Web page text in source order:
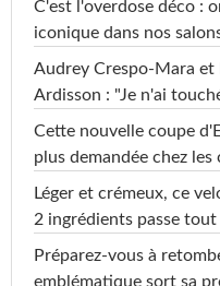
C'est l'overdose déco :
iconique dans nos
Audrey Crespo-Mara
Ardisson : "Je n'ai
Cette nouvelle coupe
plus demandée chez
Léger et crémeux, ce
2 ingrédients passe
Préparez-vous à
emblématique sort sa